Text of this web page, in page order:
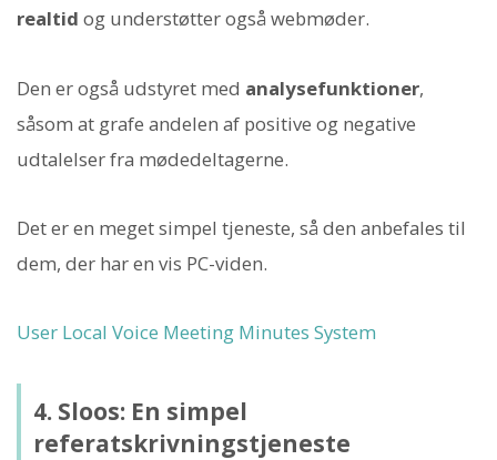
realtid og understøtter også webmøder.
Den er også udstyret med analysefunktioner,
såsom at grafe andelen af positive og negative
udtalelser fra mødedeltagerne.
Det er en meget simpel tjeneste, så den anbefales til
dem, der har en vis PC-viden.
User Local Voice Meeting Minutes System
4. Sloos: En simpel
referatskrivningstjeneste